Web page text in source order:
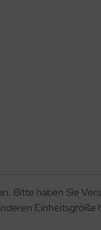
Bitte haben Sie